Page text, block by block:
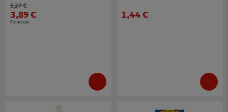
Price reduced from
5,37 €to
3,89 €
Promoção
1,44 €